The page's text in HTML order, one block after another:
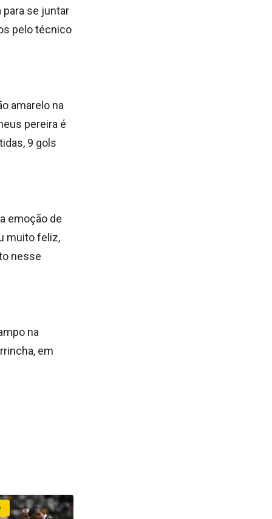
para se juntar
pelo técnico
amarelo na
pereira é
9 gols
emoção de
muito feliz,
nesse
na
em